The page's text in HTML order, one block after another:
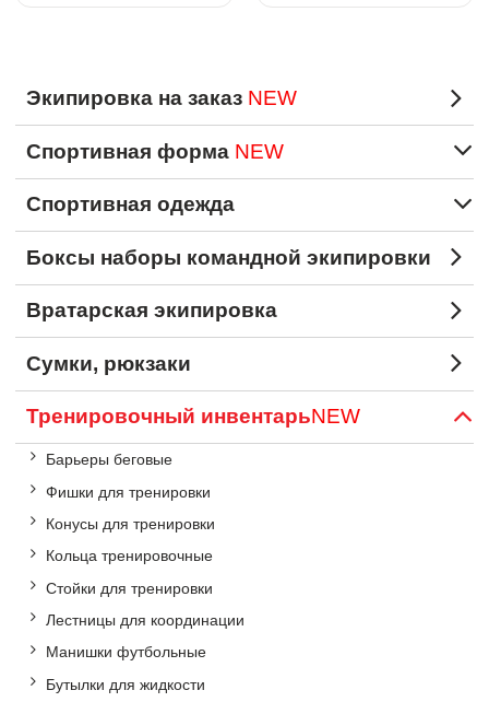
Экипировка на заказ NEW
Спортивная форма NEW
Спортивная одежда
Боксы наборы командной экипировки
Вратарская экипировка
Сумки, рюкзаки
Тренировочный инвентарьNEW
Барьеры беговые
Фишки для тренировки
Конусы для тренировки
Кольца тренировочные
Стойки для тренировки
Лестницы для координации
Манишки футбольные
Бутылки для жидкости